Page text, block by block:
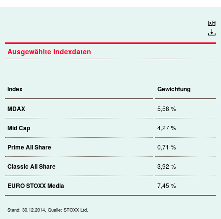
Download
Ausgewählte Indexdaten
Index Gewichtung
Stand: 30.12.2014, Quelle: STOXX Ltd.
MDAX 5,58 %
Mid Cap 4,27 %
Prime All Share 0,71 %
Classic All Share 3,92 %
EURO STOXX Media 7,45 %